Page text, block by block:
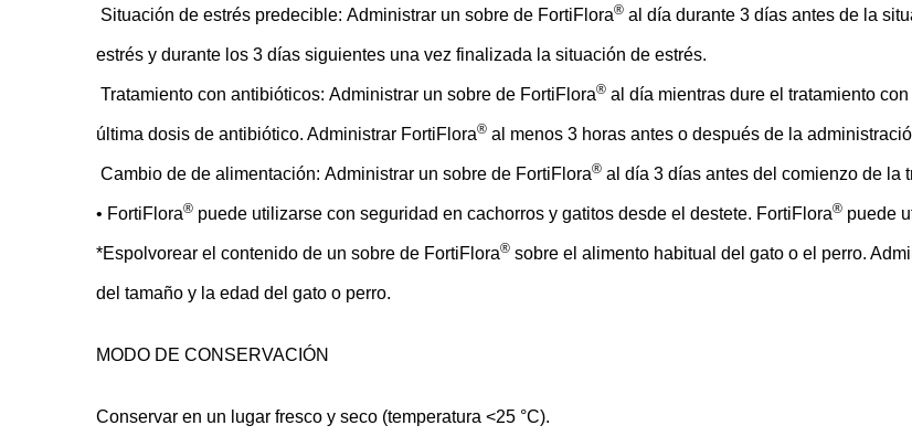
Situación de estrés predecible: Administrar un sobre de FortiFlora® al día durante 3 días antes de la
estrés y durante los 3 días siguientes una vez finalizada la situación de estrés.
Tratamiento con antibióticos: Administrar un sobre de FortiFlora® al día mientras dure el tratamiento
última dosis de antibiótico. Administrar FortiFlora® al menos 3 horas antes o después de la
Cambio de de alimentación: Administrar un sobre de FortiFlora® al día 3 días antes del comienzo de la
• FortiFlora® puede utilizarse con seguridad en cachorros y gatitos desde el destete. FortiFlora® puede
*Espolvorear el contenido de un sobre de FortiFlora® sobre el alimento habitual del gato o el perro.
del tamaño y la edad del gato o perro.
MODO DE CONSERVACIÓN
Conservar en un lugar fresco y seco (temperatura <25 °C).